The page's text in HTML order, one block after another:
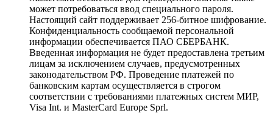
может потребоваться ввод специального пароля.
Настоящий сайт поддерживает 256-битное шифрование.
Конфиденциальность сообщаемой персональной
информации обеспечивается ПАО СБЕРБАНК.
Введенная информация не будет предоставлена третьим
лицам за исключением случаев, предусмотренных
законодательством РФ. Проведение платежей по
банковским картам осуществляется в строгом
соответствии с требованиями платежных систем МИР,
Visa Int. и MasterCard Europe Sprl.